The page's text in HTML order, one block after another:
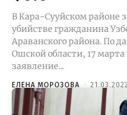
В Кара-Сууйском районе
убийстве гражданина
Араванского района. По данным пресс-службы УВД
Ошской области, 17
заявление...
ЕЛЕНА МОРОЗОВА -